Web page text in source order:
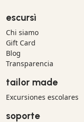
escursì
Chi siamo
Gift Card
Blog
Transparencia
tailor made
Excursiones escolares
soporte